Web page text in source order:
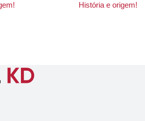
História e origem!